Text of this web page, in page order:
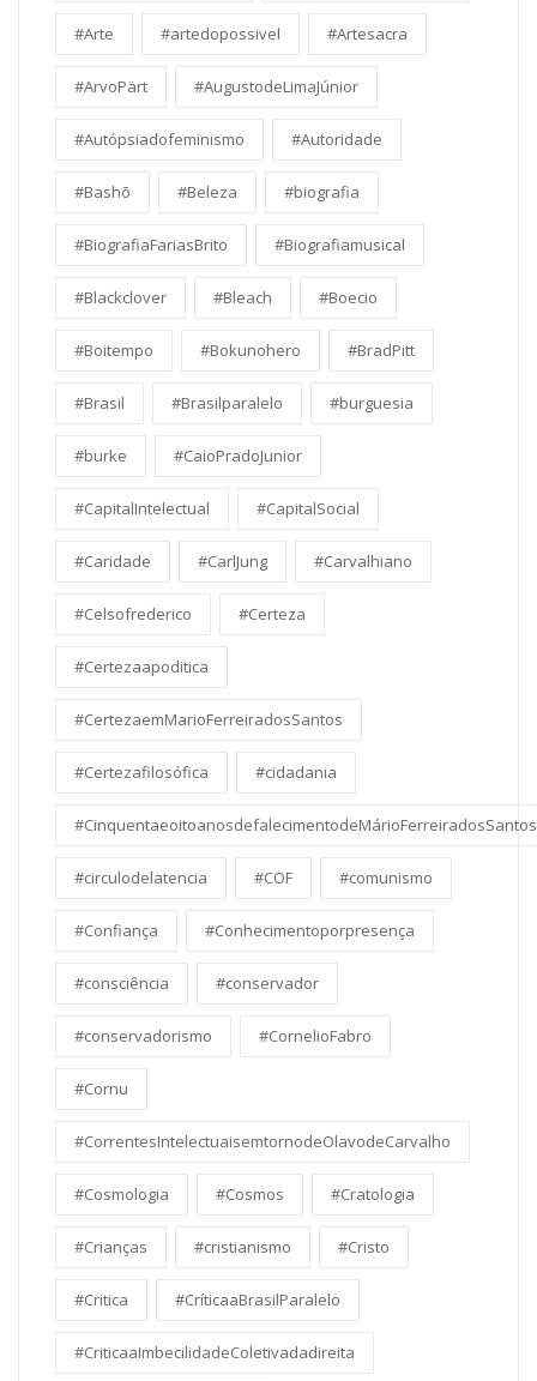
#Arte #artedopossivel #Artesacra
#ArvoPärt #AugustodeLimaJúnior
#Autópsiadofeminismo #Autoridade
#Bashō #Beleza #biografia
#BiografiaFariasBrito #Biografiamusical
#Blackclover #Bleach #Boecio
#Boitempo #Bokunohero #BradPitt
#Brasil #Brasilparalelo #burguesia
#burke #CaioPradoJunior
#CapitalIntelectual #CapitalSocial
#Caridade #CarlJung #Carvalhiano
#Celsofrederico #Certeza
#Certezaapoditica
#CertezaemMarioFerreiradosSantos
#Certezafilosófica #cidadania
#CinquentaeoitoanosdefalecimentodeMárioFerreiradosSantos
#circulodelatencia #COF #comunismo
#Confiança #Conhecimentoporpresença
#consciência #conservador
#conservadorismo #CornelioFabro
#Cornu
#CorrentesIntelectuaisemtornodeOlavodeCarvalho
#Cosmologia #Cosmos #Cratologia
#Crianças #cristianismo #Cristo
#Critica #CríticaaBrasilParalelo
#CriticaaImbecilidadeColetivadadireita